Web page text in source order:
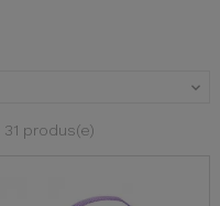

produs(e)